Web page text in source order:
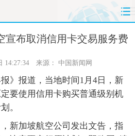
国际 财经
人事
客 地方 法治
宣布取消信用卡交易服务费
14:27:34 来源： 中国新闻网
报道，当地时间1月4日，新
要使用信用卡购买普通级别机
。
加坡航空公司发出文告，指